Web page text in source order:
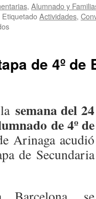
, Alumnado y
EtiquetadoActividades,
en
Viaje
práctica
deportiva
en
Urban
Planet
de 4º de
semana del 24
de 4º de
Arinaga acudió
de Secundaria